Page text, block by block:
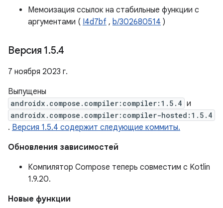
Мемоизация ссылок на стабильные функции с
аргументами ( I4d7bf , b/302680514 )
Версия 1.5.4
7 ноября 2023 г.
Выпущены
androidx.compose.compiler:compiler:1.5.4 и
androidx.compose.compiler:compiler-hosted:1.5.4
. Версия 1.5.4 содержит следующие коммиты.
Обновления зависимостей
Компилятор Compose теперь совместим с Kotlin
1.9.20.
Новые функции